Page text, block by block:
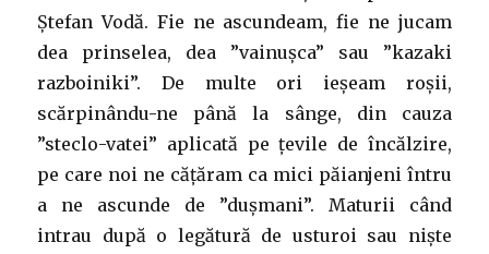
Ștefan Vodă. Fie ne ascundeam, fie ne jucam
dea prinselea, dea ”vainușca” sau ”kazaki
razboiniki”. De multe ori ieșeam roșii,
scărpinându-ne până la sânge, din cauza
”steclo-vatei” aplicată pe țevile de încălzire,
pe care noi ne cățăram ca mici păianjeni întru
a ne ascunde de ”dușmani”. Maturii când
intrau după o legătură de usturoi sau niște